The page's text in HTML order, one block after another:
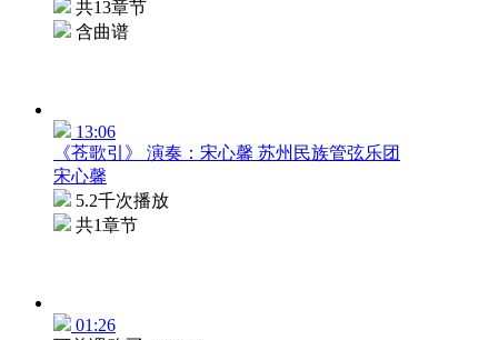
共13章节
含曲谱
13:06
《苍歌引》 演奏：宋心馨 苏州民族管弦乐团
宋心馨
5.2千次播放
共1章节
01:26